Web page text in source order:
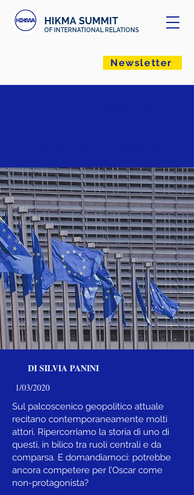
HIKMA SUMMIT
OF INTERNATIONAL RELATIONS
Newsletter
DI SILVIA PANINI
1/03/2020
Sul palcoscenico geopolitico attuale
recitano contemporaneamente molti
attori. Ripercorriamo la storia di uno di
questi, in bilico tra ruoli centrali e da
comparsa. E domandiamoci: potrebbe
ancora competere per l’Oscar come
non-protagonista?